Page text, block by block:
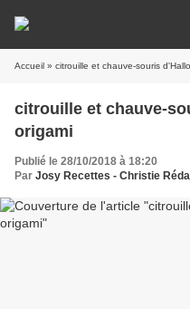
Accueil » citrouille et chauve-souris
citrouille et chauve-
origami
Publié le 28/10/2018 à 18:20
Par Josy Recettes - Christie